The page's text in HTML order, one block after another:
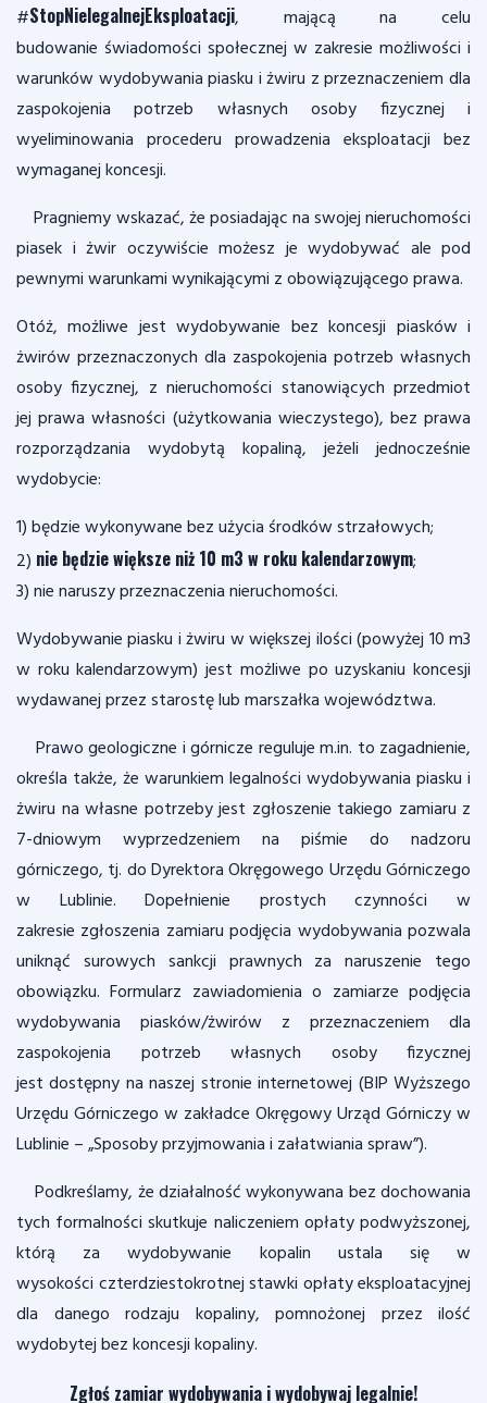
#StopNielegalnejEksploatacji, mającą na celu
budowanie świadomości społecznej w zakresie możliwości i
warunków wydobywania piasku i żwiru z przeznaczeniem dla
zaspokojenia potrzeb własnych osoby fizycznej i
wyeliminowania procederu prowadzenia eksploatacji bez
wymaganej koncesji.
Pragniemy wskazać, że posiadając na swojej nieruchomości
piasek i żwir oczywiście możesz je wydobywać ale pod
pewnymi warunkami wynikającymi z obowiązującego prawa.
Otóż, możliwe jest wydobywanie bez koncesji piasków i
żwirów przeznaczonych dla zaspokojenia potrzeb własnych
osoby fizycznej, z nieruchomości stanowiących przedmiot
jej prawa własności (użytkowania wieczystego), bez prawa
rozporządzania wydobytą kopaliną, jeżeli jednocześnie
wydobycie:
1) będzie wykonywane bez użycia środków strzałowych;
2) nie będzie większe niż 10 m3 w roku kalendarzowym;
3) nie naruszy przeznaczenia nieruchomości.
Wydobywanie piasku i żwiru w większej ilości (powyżej 10 m3
w roku kalendarzowym) jest możliwe po uzyskaniu koncesji
wydawanej przez starostę lub marszałka województwa.
Prawo geologiczne i górnicze reguluje m.in. to zagadnienie,
określa także, że warunkiem legalności wydobywania piasku i
żwiru na własne potrzeby jest zgłoszenie takiego zamiaru z
7-dniowym wyprzedzeniem na piśmie do nadzoru
górniczego, tj. do Dyrektora Okręgowego Urzędu Górniczego
w Lublinie. Dopełnienie prostych czynności w
zakresie zgłoszenia zamiaru podjęcia wydobywania pozwala
uniknąć surowych sankcji prawnych za naruszenie tego
obowiązku. Formularz zawiadomienia o zamiarze podjęcia
wydobywania piasków/żwirów z przeznaczeniem dla
zaspokojenia potrzeb własnych osoby fizycznej
jest dostępny na naszej stronie internetowej (BIP Wyższego
Urzędu Górniczego w zakładce Okręgowy Urząd Górniczy w
Lublinie – „Sposoby przyjmowania i załatwiania spraw”).
Podkreślamy, że działalność wykonywana bez dochowania
tych formalności skutkuje naliczeniem opłaty podwyższonej,
którą za wydobywanie kopalin ustala się w
wysokości czterdziestokrotnej stawki opłaty eksploatacyjnej
dla danego rodzaju kopaliny, pomnożonej przez ilość
wydobytej bez koncesji kopaliny.
Zgłoś zamiar wydobywania i wydobywaj legalnie!